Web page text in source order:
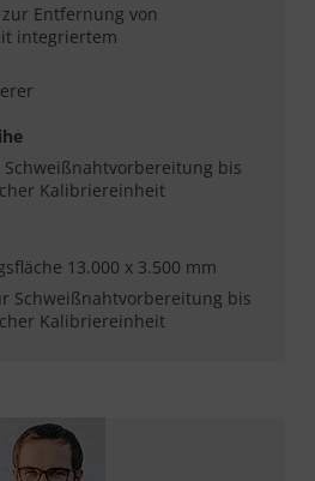
Entfernung von
integriertem
bis
Kalibriereinheit
13.000 x 3.500 mm
Schweißnahtvorbereitung bis
Kalibriereinheit